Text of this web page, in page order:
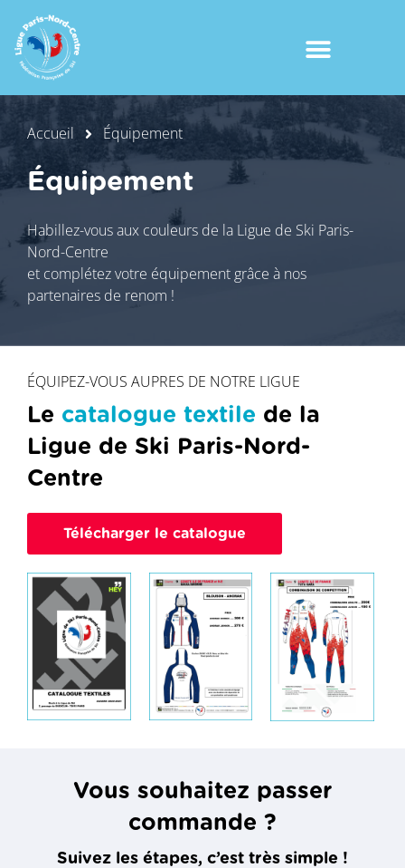
Accueil Équipement
Équipement
Habillez-vous aux couleurs de la Ligue de Ski Paris-
Nord-Centre
et complétez votre équipement grâce à nos
partenaires de renom !
ÉQUIPEZ-VOUS AUPRES DE NOTRE LIGUE
Le catalogue textile de la
Ligue de Ski Paris-Nord-
Centre
Télécharger le catalogue
Vous souhaitez passer
commande ?
Suivez les étapes, c’est très simple !